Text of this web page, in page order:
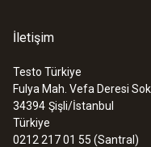
:0572 1754
testo 175 H1 -
logger'ı
İletişim
Testo Türkiye
Fulya Mah. Vefa Deresi
34394 Şişli/İstanbul
Türkiye
0212 217 01 55 (Santral)